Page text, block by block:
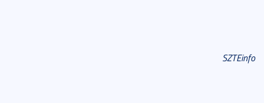
SZTEinfo